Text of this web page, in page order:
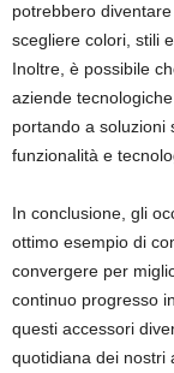
potrebbero
scegliere colori, stili
Inoltre, è possibile
aziende
portando a soluzioni
funzionalità e
In conclusione, gli
ottimo esempio di
convergere per
continuo progresso
questi accessori
quotidiana dei nostri